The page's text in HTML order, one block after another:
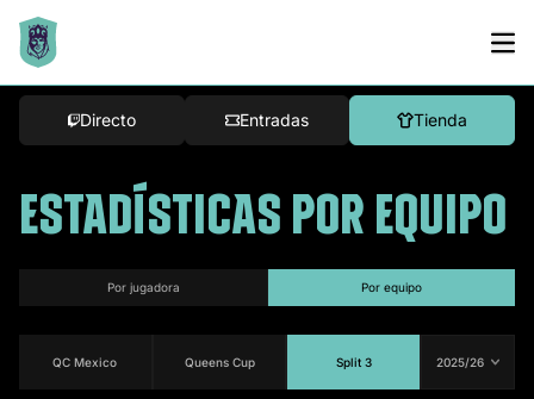
Directo Entradas Tienda
ESTADÍSTICAS POR EQUIPO
por jugadora por equipo
QC Mexico Queens Cup Split 3